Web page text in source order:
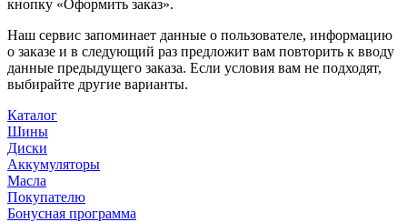
кнопку «Оформить заказ».
Наш сервис запоминает данные о пользователе, информацию
о заказе и в следующий раз предложит вам повторить к вводу
данные предыдущего заказа. Если условия вам не подходят,
выбирайте другие варианты.
Каталог
Шины
Диски
Аккумуляторы
Масла
Покупателю
Бонусная программа